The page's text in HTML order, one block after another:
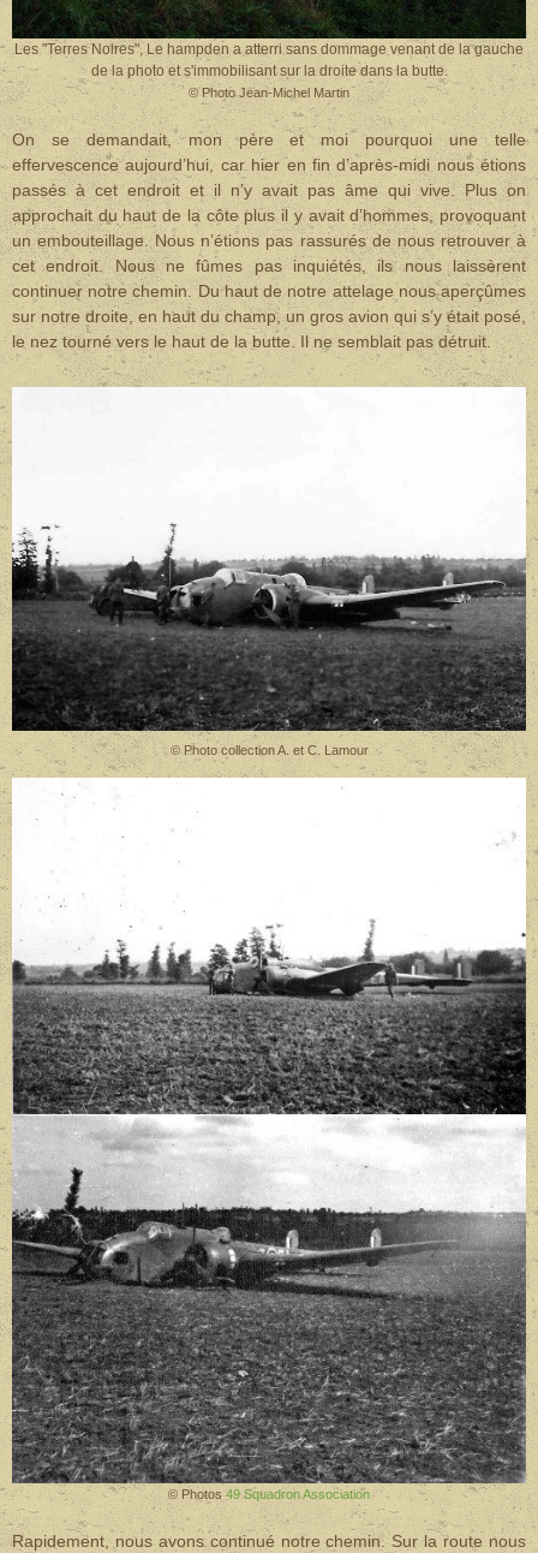
Les "Terres Noires", Le hampden a atterri sans dommage venant de la gauche
de la photo et s'immobilisant sur la droite dans la butte.
© Photo Jean-Michel Martin
On se demandait, mon père et moi pourquoi une telle
effervescence aujourd’hui, car hier en fin d’après-midi nous étions
passés à cet endroit et il n’y avait pas âme qui vive. Plus on
approchait du haut de la côte plus il y avait d’hommes, provoquant
un embouteillage. Nous n’étions pas rassurés de nous retrouver à
cet endroit. Nous ne fûmes pas inquiétés, ils nous laissèrent
continuer notre chemin. Du haut de notre attelage nous aperçûmes
sur notre droite, en haut du champ, un gros avion qui s’y était posé,
le nez tourné vers le haut de la butte. Il ne semblait pas détruit.
© Photo collection A. et C. Lamour
© Photos 49 Squadron Association
Rapidement, nous avons continué notre chemin. Sur la route nous